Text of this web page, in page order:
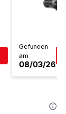
Gefunden
am
08/03/26